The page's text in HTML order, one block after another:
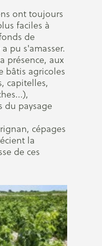
ont toujours
faciles à
de
pu s'amasser.
présence, aux
bâtis agricoles
capitelles,
du paysage
cépages
la
de ces